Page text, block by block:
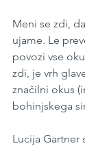
Meni se zdi,
ujame. Le
povozi vse
zdi, je vrh
značilni okus
bohinjskega
Lucija